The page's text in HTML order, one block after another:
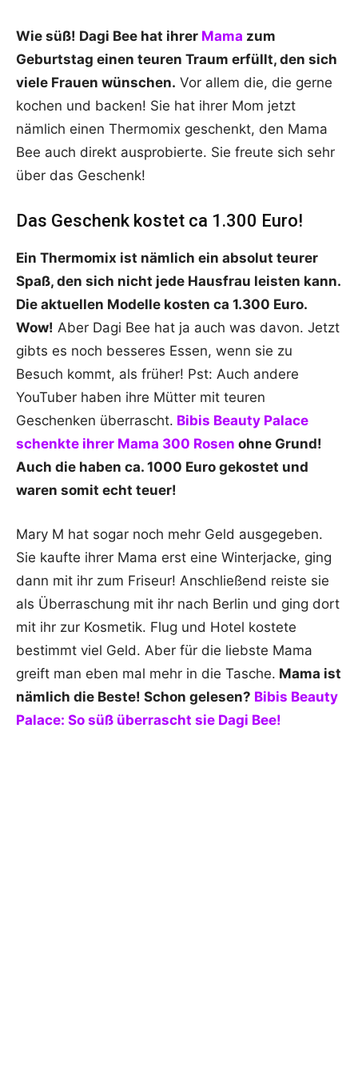
Wie süß! Dagi Bee hat ihrer Mama zum
Geburtstag einen teuren Traum erfüllt, den sich
viele Frauen wünschen. Vor allem die, die gerne
kochen und backen! Sie hat ihrer Mom jetzt
nämlich einen Thermomix geschenkt, den Mama
Bee auch direkt ausprobierte. Sie freute sich sehr
über das Geschenk!
Das Geschenk kostet ca 1.300 Euro!
Ein Thermomix ist nämlich ein absolut teurer
Spaß, den sich nicht jede Hausfrau leisten kann.
Die aktuellen Modelle kosten ca 1.300 Euro.
Wow! Aber Dagi Bee hat ja auch was davon. Jetzt
gibts es noch besseres Essen, wenn sie zu
Besuch kommt, als früher! Pst: Auch andere
YouTuber haben ihre Mütter mit teuren
Geschenken überrascht. Bibis Beauty Palace
schenkte ihrer Mama 300 Rosen ohne Grund!
Auch die haben ca. 1000 Euro gekostet und
waren somit echt teuer!
Mary M hat sogar noch mehr Geld ausgegeben.
Sie kaufte ihrer Mama erst eine Winterjacke, ging
dann mit ihr zum Friseur! Anschließend reiste sie
als Überraschung mit ihr nach Berlin und ging dort
mit ihr zur Kosmetik. Flug und Hotel kostete
bestimmt viel Geld. Aber für die liebste Mama
greift man eben mal mehr in die Tasche. Mama ist
nämlich die Beste! Schon gelesen? Bibis Beauty
Palace: So süß überrascht sie Dagi Bee!